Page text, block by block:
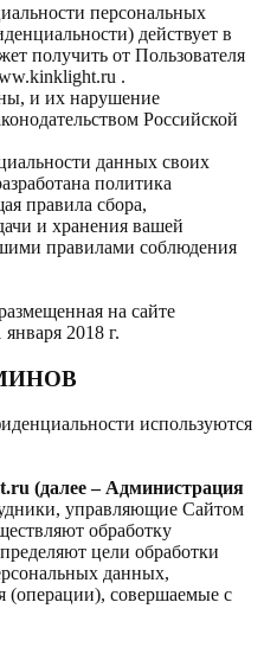
персональных
действует в
получить от Пользователя
.
и их нарушение
Российской
данных своих
политика
правила сбора,
и хранения вашей
правилами соблюдения
на сайте
2018 г.
используются
(далее – Администрация
управляющие Сайтом
обработку
цели обработки
данных,
(операции), совершаемые с